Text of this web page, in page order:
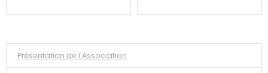
Présentation de l'Association